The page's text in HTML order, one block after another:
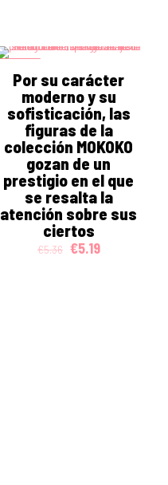
Por su carácter
moderno y su
sofisticación, las
figuras de la
colección MOKOKO
gozan de un
prestigio en el que
se resalta la
atención sobre sus
ciertos
€5.36 Original
€5.19Current